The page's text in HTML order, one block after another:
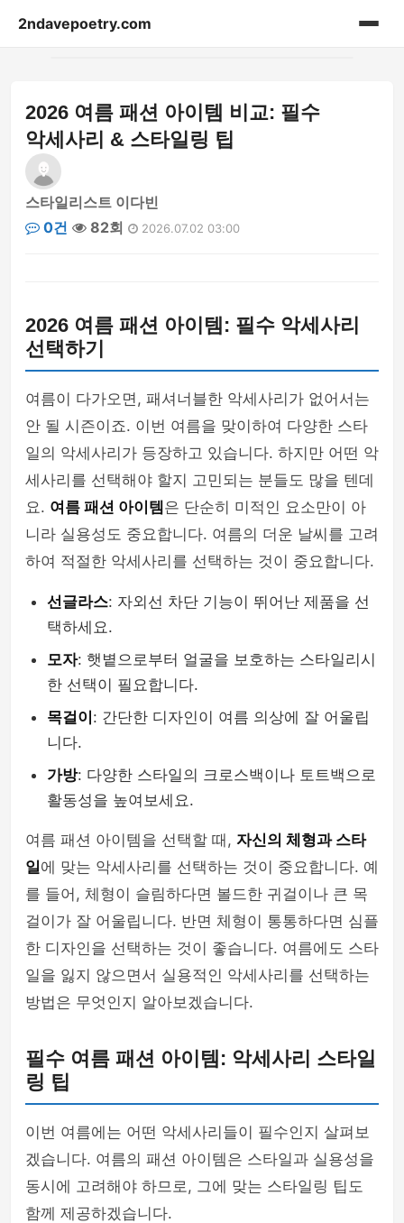
2ndavepoetry.com
acessories
bag
beauty
hoodie
mens-fashion
2026 여름 패션 아이템 비교: 필수
악세사리 & 스타일링 팁
스타일리스트 이다빈
0건
82회 2026.07.02 03:00
2026 여름 패션 아이템: 필수 악세사리
선택하기
여름이 다가오면, 패셔너블한 악세사리가 없어서는
안 될 시즌이죠. 이번 여름을 맞이하여 다양한 스타
일의 악세사리가 등장하고 있습니다. 하지만 어떤 악
세사리를 선택해야 할지 고민되는 분들도 많을 텐데
요. 여름 패션 아이템 은 단순히 미적인 요소만이 아
니라 실용성도 중요합니다. 여름의 더운 날씨를 고려
하여 적절한 악세사리를 선택하는 것이 중요합니다.
선글라스: 자외선 차단 기능이 뛰어난 제품을 선
택하세요.
모자: 햇볕으로부터 얼굴을 보호하는 스타일리시
한 선택이 필요합니다.
목걸이 : 간단한 디자인이 여름 의상에 잘 어울립
니다.
가방: 다양한 스타일의 크로스백이나 토트백으로
활동성을 높여보세요.
여름 패션 아이템을 선택할 때, 자신의 체형과 스타
일에 맞는 악세사리를 선택하는 것이 중요합니다. 예
를 들어, 체형이 슬림하다면 볼드한 귀걸이나 큰 목
걸이가 잘 어울립니다. 반면 체형이 통통하다면 심플
한 디자인을 선택하는 것이 좋습니다. 여름에도 스타
일을 잃지 않으면서 실용적인 악세사리를 선택하는
방법은 무엇인지 알아보겠습니다.
필수 여름 패션 아이템: 악세사리 스타일
링 팁
이번 여름에는 어떤 악세사리들이 필수인지 살펴보
겠습니다. 여름의 패션 아이템은 스타일과 실용성을
동시에 고려해야 하므로, 그에 맞는 스타일링 팁도
함께 제공하겠습니다.